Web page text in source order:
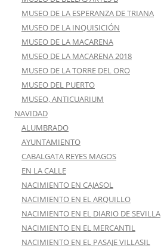
MUSEO DE LA ESPERANZA DE TRIANA
MUSEO DE LA INQUISICIÓN
MUSEO DE LA MACARENA
MUSEO DE LA MACARENA 2018
MUSEO DE LA TORRE DEL ORO
MUSEO DEL PUERTO
MUSEO, ANTICUARIUM
NAVIDAD
ALUMBRADO
AYUNTAMIENTO
CABALGATA REYES MAGOS
EN LA CALLE
NACIMIENTO EN CAJASOL
NACIMIENTO EN EL ARQUILLO
NACIMIENTO EN EL DIARIO DE SEVILLA
NACIMIENTO EN EL MERCANTIL
NACIMIENTO EN EL PASAJE VILLASIL